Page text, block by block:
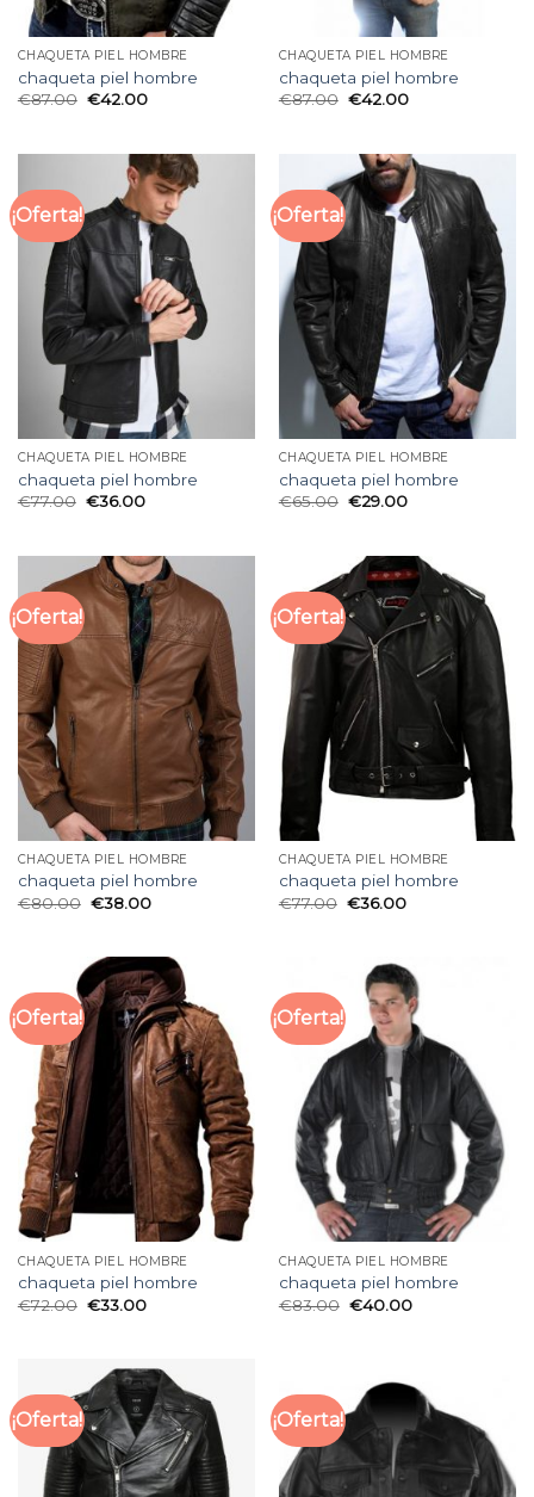
CHAQUETA PIEL HOMBRE
chaqueta piel hombre
€87.00 €42.00
CHAQUETA PIEL HOMBRE
chaqueta piel hombre
€87.00 €42.00
¡Oferta!
CHAQUETA PIEL HOMBRE
chaqueta piel hombre
€77.00 €36.00
¡Oferta!
CHAQUETA PIEL HOMBRE
chaqueta piel hombre
€65.00 €29.00
¡Oferta!
CHAQUETA PIEL HOMBRE
chaqueta piel hombre
€80.00 €38.00
¡Oferta!
CHAQUETA PIEL HOMBRE
chaqueta piel hombre
€77.00 €36.00
¡Oferta!
CHAQUETA PIEL HOMBRE
chaqueta piel hombre
€72.00 €33.00
¡Oferta!
CHAQUETA PIEL HOMBRE
chaqueta piel hombre
€83.00 €40.00
¡Oferta! ¡Oferta!